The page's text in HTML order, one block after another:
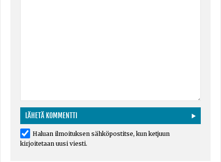
Haluan ilmoituksen sähköpostitse, kun ketjuun
kirjoitetaan uusi viesti.